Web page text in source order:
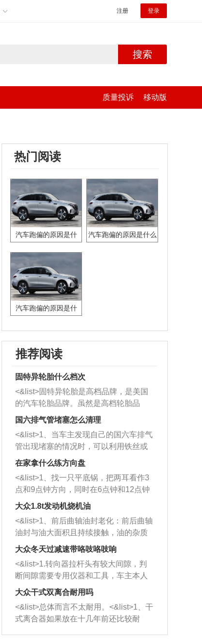
注册 登录
搜索
质量投诉 移动版
热门阅读
汽车跑偏的原因是什
汽车跑偏的原因是什么
汽车跑偏的原因是什
推荐阅读
固特异轮胎什么档次
<&list>固特异轮胎是高档品牌，是美国
的汽车轮胎品牌。虽然是高档轮胎品
牌，但是中高低端的轮胎都有生产，这
也是为了更好的开拓市场。
国六排气管堵塞怎么清理
<&list>1、当车主发现自己的国六车排气
管出现堵塞的情况时，可以利用铁丝或
者是细棍，直接将杂物给取出来，如果
堵塞情况比较严重，也可以采取应急措
施。 <&list>2、直接利用木棍将所有的
杂物推到排气管里面的位置处，然后将
三元催化器拆解开，就可以将堵塞的东
西取出来。但如果是因为积碳过多引起
的堵塞，就需要将三元催化器泡在草酸
洗剂对堵塞的情况得到解决，将清洗剂
放在燃油箱中，与燃油混合后，车辆启
动时，就可以和汽油一起进入到燃烧
室，最后形成废气排出，就可以让三元
催化器得到清洗，排气管堵塞的情况就
能够得到解决。
在家拿什么练方向盘
<&list>1、找一只平底锅，把两耳看作3
点和9点钟方向，同时在6点钟和12点钟
方向做一个标记。 <&list>2、双手握住
一圈半的练习，往右同样也要打相同的
圈数。 <&list>3、最后强调要反复练
习，这样就可以形成肌肉记忆，在真实
驾驶车辆时，不需要记忆也能打好方
向。
大众1.8t发动机烧机油
<&list>1、前后曲轴油封老化：前后曲轴
油封与油大面积且持续接触，油的杂质
和发动机内持续温度变化使其密封效果
逐渐减弱，导致渗油或漏油。<&list>2、
活塞间隙过大：积碳会使活塞环与缸体
的间隙扩大，导致机油流入燃烧室中，
造成烧机油。<&list>3、机油粘度。使用
机油粘度过小的话，同样会有烧机油现
象，机油粘度过小具有很好的流动性，
大众冬天过减速带咯吱咯吱响
<&list>1.转向器拉杆头有较大间隙，判
断间隙需要专用仪器和工具，车主本人
无法制作，需要将车辆送到修理厂或4s
店；<&list>2.车辆半轴套管防尘罩破
裂，破裂后会出现漏油现象，使半轴磨
损严重，磨损的半轴容易损坏，产生异
响；<&list>3.稳定器的转向胶套和球头
大众干式双离合耐用吗
<&list>总体而言不太耐用。<&list>1、干
式离合器如果放在十几年前还比较耐